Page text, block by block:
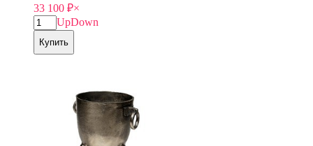
33 100 ₽×
UpDown
Купить